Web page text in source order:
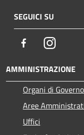
SEGUICI SU
FacebookInstagram
AMMINISTRAZIONE
Organi di Governo
Aree
Uffici